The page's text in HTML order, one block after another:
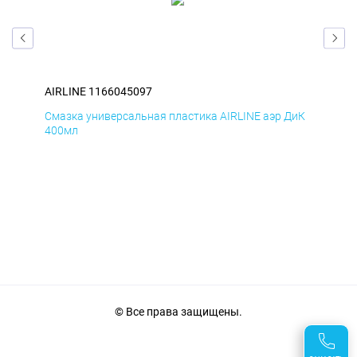
AIRLINE 1166045097
Смазка универсальная пластика AIRLINE аэр ДиК
400мл
© Все права защищены.